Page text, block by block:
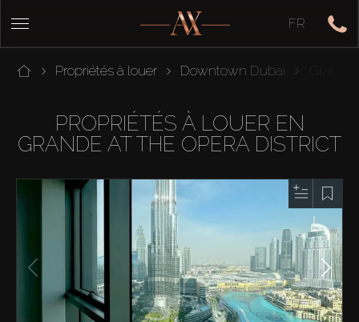
FR
Propriétés à louer Downtown Dubai
PROPRIÉTÉS À LOUER EN
GRANDE AT THE OPERA DISTRICT